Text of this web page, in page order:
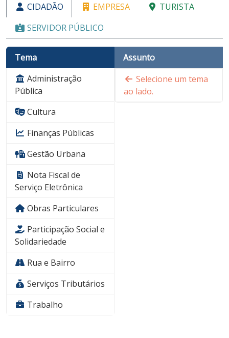
CIDADÃO EMPRESA
TURISTA
SERVIDOR PÚBLICO
Tema
Administração
Pública
Cultura
Finanças Públicas
Gestão Urbana
Nota Fiscal de
Serviço Eletrônica
Obras Particulares
Participação Social e
Solidariedade
Rua e Bairro
Serviços Tributários
Trabalho
Assunto
Selecione um tema
ao lado.